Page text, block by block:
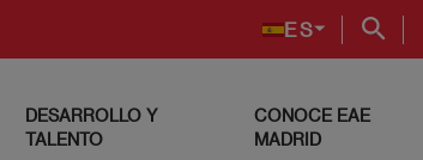
ES
DESARROLLO Y
TALENTO
CONOCE EAE
MADRID